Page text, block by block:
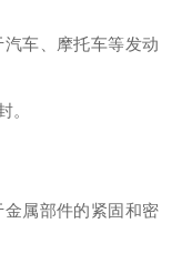
车、摩托车等发动
。
属部件的紧固和密